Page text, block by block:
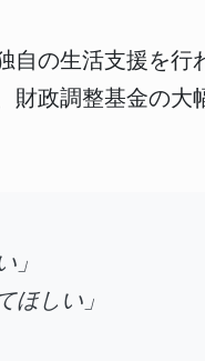
の生活支援を
政調整基金の
」
ほしい」